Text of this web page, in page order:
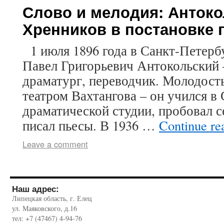
Слово и мелодия:
Хренников в
1 июля 1896 года в Санкт-
Павел Григорьевич Антокольский
драматург, переводчик.
театром Вахтангова – он учился в
драматической студии, пробовал
писал пьесы. В 1936 … Continue
Leave a comment
Наш адрес:
Липецкая область, г. Елец
ул. Маяковского, д.16
тел: +7 (47467) 4-94-76